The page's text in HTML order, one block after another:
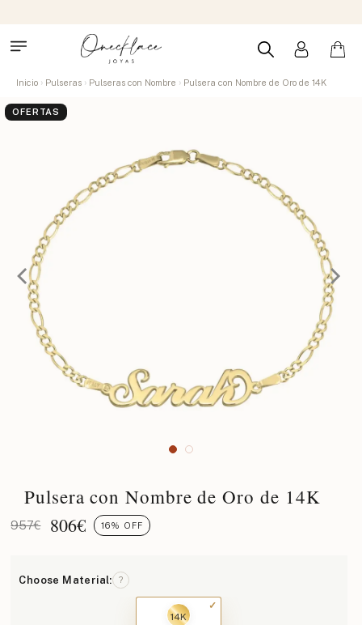
Inicio Pulseras Pulseras con Nombre Pulsera con Nombre de Oro de 14K
OFERTAS
Pulsera con Nombre de Oro de 14K
957€ 806€ 16% OFF
Choose Material: ?
14K